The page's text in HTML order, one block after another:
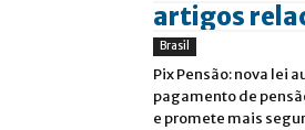
artigos
Brasil
Pix Pensão: nova lei
pagamento de
e promete mais